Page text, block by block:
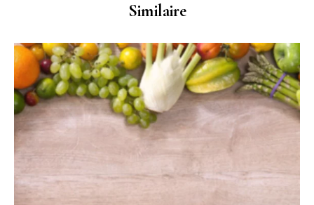
Similaire